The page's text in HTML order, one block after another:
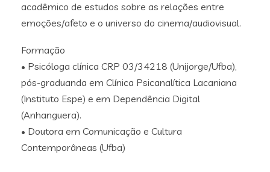
acadêmico de estudos sobre as relações entre
emoções/afeto e o universo do cinema/audiovisual.
Formação
• Psicóloga clínica CRP 03/34218 (Unijorge/Ufba),
pós-graduanda em Clínica Psicanalítica Lacaniana
(Instituto Espe) e em Dependência Digital
(Anhanguera).
• Doutora em Comunicação e Cultura
Contemporâneas (Ufba)